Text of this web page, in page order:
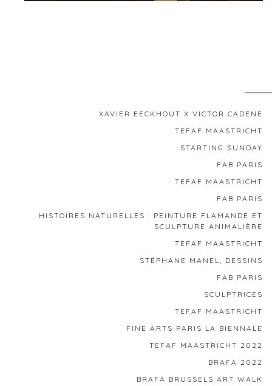
XAVIER EECKHOUT X VICTOR CADENE
TEFAF MAASTRICHT
STARTING SUNDAY
FAB PARIS
TEFAF MAASTRICHT
FAB PARIS
HISTOIRES NATURELLES : PEINTURE FLAMANDE ET
SCULPTURE ANIMALIÈRE
TEFAF MAASTRICHT
STÉPHANE MANEL, DESSINS
FAB PARIS
SCULPTRICES
TEFAF MAASTRICHT
FINE ARTS PARIS LA BIENNALE
TEFAF MAASTRICHT 2022
BRAFA 2022
BRAFA BRUSSELS ART WALK